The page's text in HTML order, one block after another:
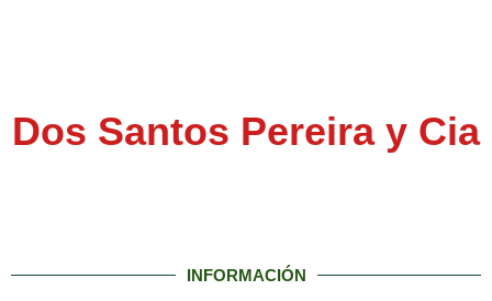
Dos Santos Pereira y Cia
INFORMACIÓN